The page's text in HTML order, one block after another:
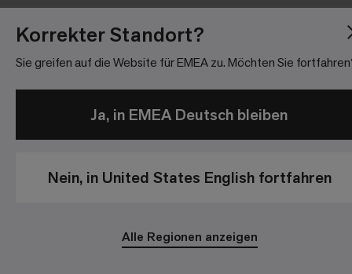
Korrekter Standort?
Sie greifen auf die Website für EMEA zu. Möchten Sie
Ja, in EMEA Deutsch bleiben
Nein, in United States English fortfahren
Alle Regionen anzeigen
Datenschutzrichtlinien Haftungsausschluss
© 2026 Interface, Inc. Alle Rechte vorbehalten.